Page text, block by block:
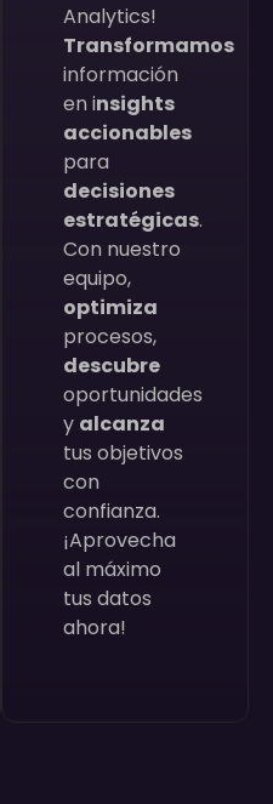
Analytics!
Transformamos
información
en insights
accionables
para
decisiones
estratégicas.
Con nuestro
equipo,
optimiza
procesos,
descubre
oportunidades
y alcanza
tus objetivos
con
confianza.
¡Aprovecha
al máximo
tus datos
ahora!